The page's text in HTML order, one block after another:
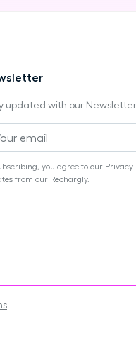
updated with our Newsletter
you agree to our
from our Rechargly.